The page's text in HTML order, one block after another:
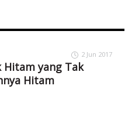
2 Jun 2017
Hitam yang Tak
Hitam